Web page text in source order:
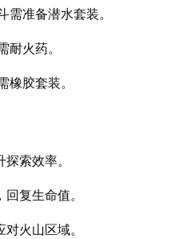
需准备潜水套装。
耐火药。
橡胶套装。
探索效率。
回复生命值。
对火山区域。